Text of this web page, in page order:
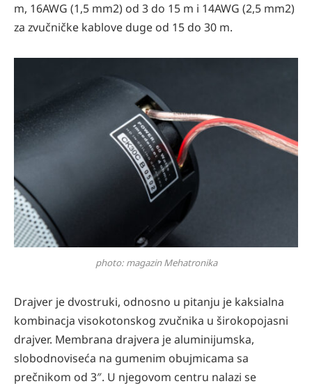
m, 16AWG (1,5 mm2) od 3 do 15 m i 14AWG (2,5 mm2)
za zvučničke kablove duge od 15 do 30 m.
photo: magazin Mehatronika
Drajver je dvostruki, odnosno u pitanju je kaksialna
kombinacja visokotonskog zvučnika u širokopojasni
drajver. Membrana drajvera je aluminijumska,
slobodnoviseća na gumenim obujmicama sa
prečnikom od 3″. U njegovom centru nalazi se